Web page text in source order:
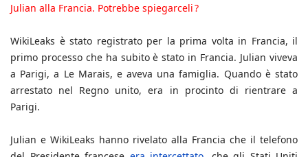
Julian alla Francia. Potrebbe spiegarceli ?
WikiLeaks è stato registrato per la prima volta in Francia, il
primo processo che ha subito è stato in Francia. Julian viveva
a Parigi, a Le Marais, e aveva una famiglia. Quando è stato
arrestato nel Regno unito, era in procinto di rientrare a
Parigi.
Julian e WikiLeaks hanno rivelato alla Francia che il telefono